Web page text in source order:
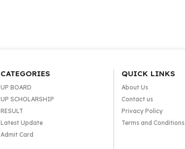
CATEGORIES
UP BOARD
UP SCHOLARSHIP
RESULT
Latest Update
Admit Card
QUICK LINKS
About Us
Contact us
Privacy Policy
Terms and Conditions